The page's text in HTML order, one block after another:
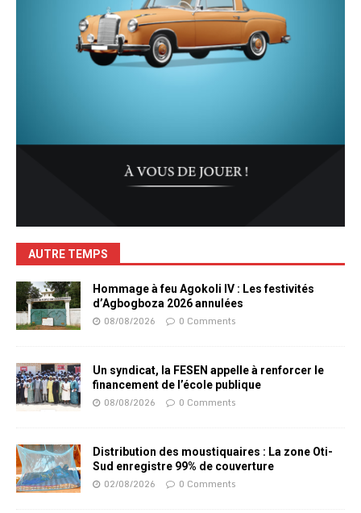
AUTRE TEMPS
Hommage à feu Agokoli IV : Les festivités
d’Agbogboza 2026 annulées
08/08/2026 0 Comments
Un syndicat, la FESEN appelle à renforcer le
financement de l’école publique
08/08/2026 0 Comments
Distribution des moustiquaires : La zone Oti-
Sud enregistre 99% de couverture
02/08/2026 0 Comments